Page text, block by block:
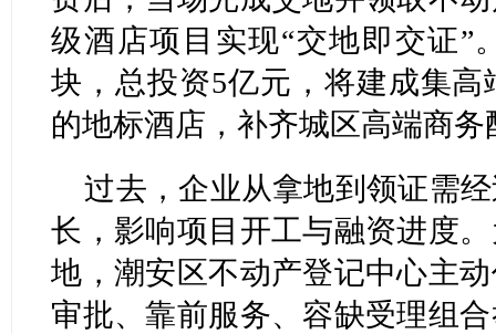
级酒店项目实现“交地即交证”
块，总投资5亿元，将建成集
的地标酒店，补齐城区高端商务
过去，企业从拿地到领证需
长，影响项目开工与融资进度
地，潮安区不动产登记中心主
审批、靠前服务、容缺受理组